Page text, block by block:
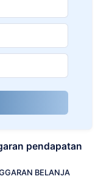
pendapatan
BELANJA